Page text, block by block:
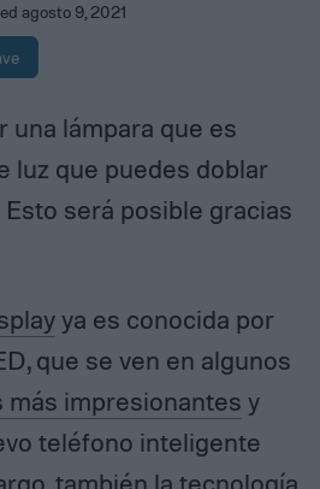
agosto 9, 2021
una lámpara que es
luz que puedes doblar
será posible gracias
ya es conocida por
que se ven en algunos
más impresionantes y
teléfono inteligente